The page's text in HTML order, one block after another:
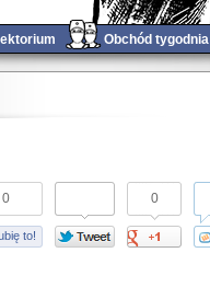
Obchód tygodnia
0
to!
0